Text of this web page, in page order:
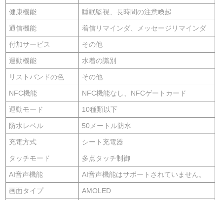
健康機能 睡眠監視、長時間の注意喚起
通信機能 着信リマインダ、メッセージリマインダ
付加サービス その他
運動機能 水着の識別
リストバンドの色 その他
NFC機能 NFC機能なし、NFCゲートカード
運動モード 10種類以下
防水レベル 50メートル防水
充電方式 シート充電器
タッチモード 多点タッチ制御
AI音声機能 AI音声機能はサポートされていません。
画面タイプ AMOLED